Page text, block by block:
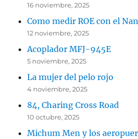
16 noviembre, 2025
Como medir ROE con el
12 noviembre, 2025
Acoplador MFJ-945E
5 noviembre, 2025
La mujer del pelo rojo
4 noviembre, 2025
84, Charing Cross Road
10 octubre, 2025
Michum Men y los